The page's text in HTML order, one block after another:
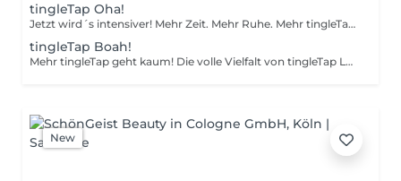
tingleTap Oha!
Jetzt wird´s intensiver! Mehr Zeit. Mehr Ruhe. Mehr tingleTap. Das Erlebnis wird intensiver und eröffnet neue Kombinationen aus Klang, Berührung und Sinneseindrücken. Inklusive: Nutzung von bis zu 4 facettenreichen tingleTaps. Zusätzlich 2 filigrane Natur-tingleTaps - Nach deinem tingleTap-Erlebnis gehören sie ganz dir und können dich auch bei künftigen Besuchen wieder begleiten.
tingleTap Boah!
Mehr tingleTap geht kaum! Die volle Vielfalt von tingleTap Lab. Mehr Zeit, mehr Individualität und noch mehr Raum für tiefe Entspannung. Inklusive: Nutzung von bis zu 5 facettenreichen tingleTaps. Zusätzlich 2 filigrane Natur-tingleTaps und 1 charaktervoller tingleTap. Nach deinem tingleTap-Erlebnis gehören die drei Natur-tingleTaps ganz dir und können dich auf Wunsch auch bei zukünftigen Besuchen wieder begleiten. Persönliche Aroma-Nuance - wähle aus einer Auswahl von Bio-ätherischer Öle deine persönliche Duftnote für eine zusätzliche Sinnesebene.
New